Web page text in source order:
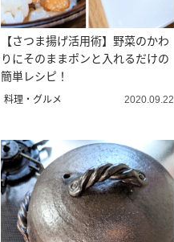
【さつま揚げ活用術】野菜のかわ
りにそのままポンと入れるだけの
簡単レシピ！
料理・グルメ 2020.09.22